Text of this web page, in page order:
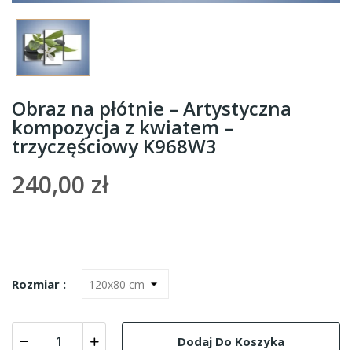
Obraz na płótnie – Artystyczna
kompozycja z kwiatem –
trzyczęściowy K968W3
240,00 zł
Rozmiar :
Dodaj Do Koszyka